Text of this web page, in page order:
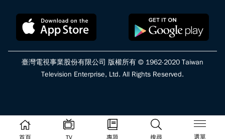
選單
臺灣電視事業股份有限公司 版權所有 © 1962-2020 Taiwan
Television Enterprise, Ltd. All Rights Reserved.